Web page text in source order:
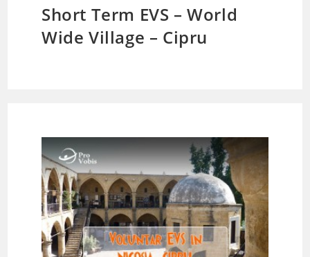
Short Term EVS – World
Wide Village – Cipru